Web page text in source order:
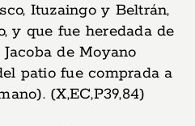
Ituzaingo y Beltrán,
y que fue heredada de
de Moyano
patio fue comprada a
(X,EC,P39,84)